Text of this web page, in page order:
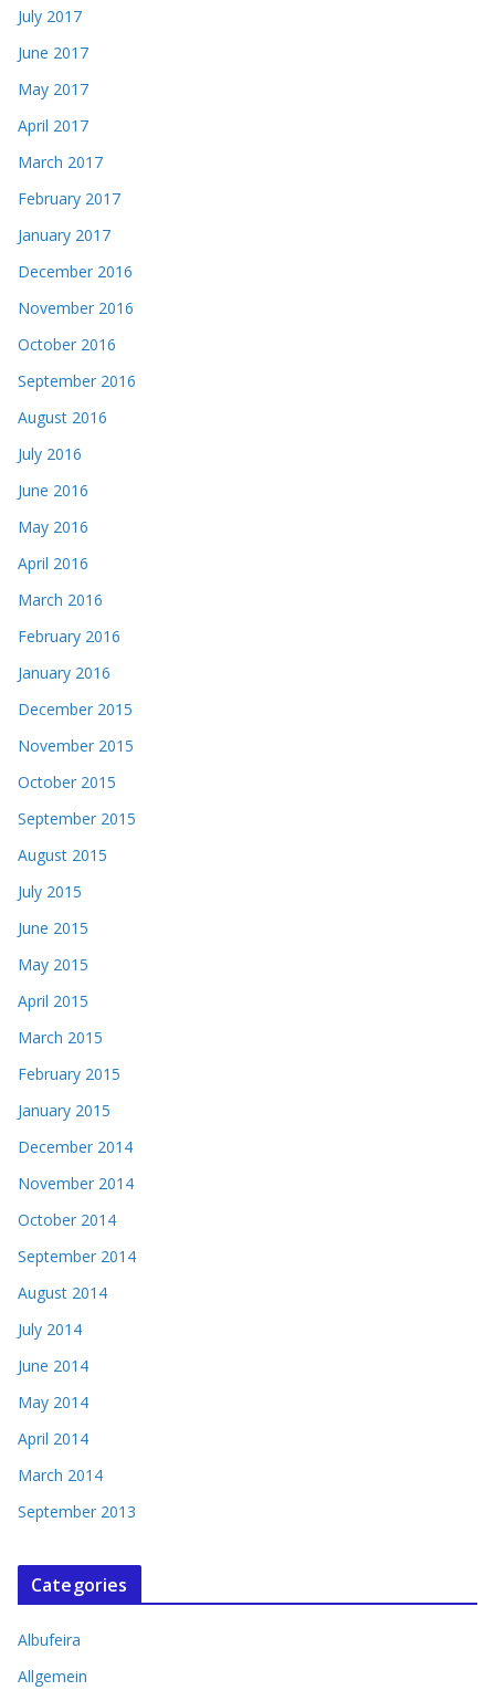
July 2017
June 2017
May 2017
April 2017
March 2017
February 2017
January 2017
December 2016
November 2016
October 2016
September 2016
August 2016
July 2016
June 2016
May 2016
April 2016
March 2016
February 2016
January 2016
December 2015
November 2015
October 2015
September 2015
August 2015
July 2015
June 2015
May 2015
April 2015
March 2015
February 2015
January 2015
December 2014
November 2014
October 2014
September 2014
August 2014
July 2014
June 2014
May 2014
April 2014
March 2014
September 2013
Categories
Albufeira
Allgemein